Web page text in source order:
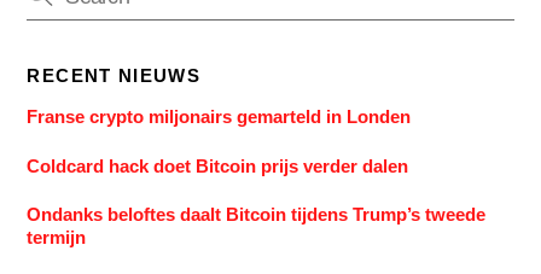
RECENT NIEUWS
Franse crypto miljonairs gemarteld in Londen
Coldcard hack doet Bitcoin prijs verder dalen
Ondanks beloftes daalt Bitcoin tijdens Trump’s tweede
termijn